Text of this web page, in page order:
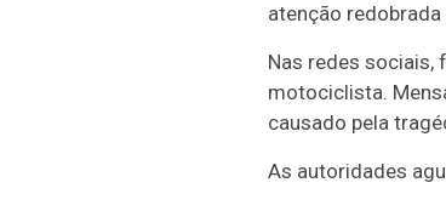
atenção
Nas redes
motociclista.
causado pela
As autoridades